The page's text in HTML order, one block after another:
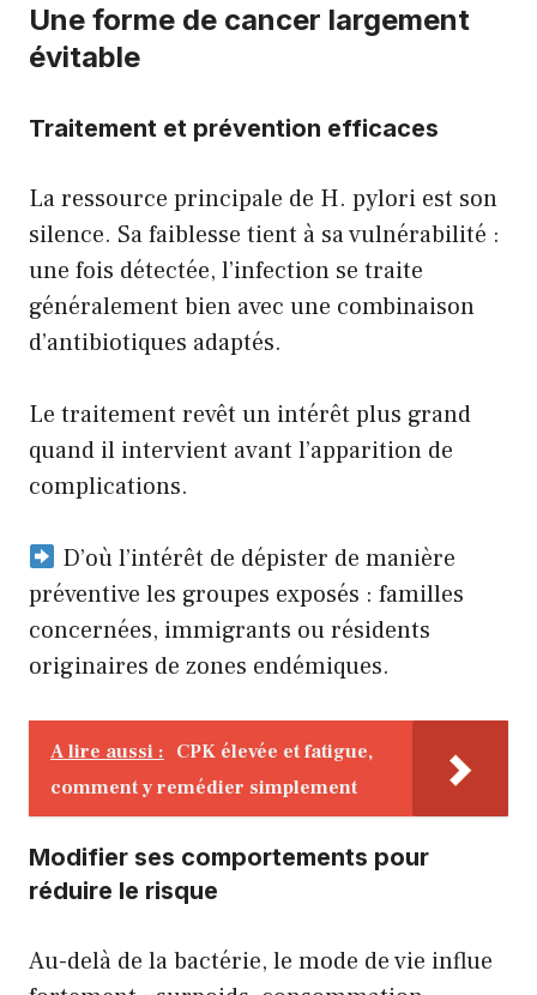
Une forme de cancer largement
évitable
Traitement et prévention efficaces
La ressource principale de H. pylori est son
silence. Sa faiblesse tient à sa vulnérabilité :
une fois détectée, l’infection se traite
généralement bien avec une combinaison
d’antibiotiques adaptés.
Le traitement revêt un intérêt plus grand
quand il intervient avant l’apparition de
complications.
D’où l’intérêt de dépister de manière
préventive les groupes exposés : familles
concernées, immigrants ou résidents
originaires de zones endémiques.
A lire aussi : CPK élevée et fatigue,
comment y remédier simplement
Modifier ses comportements pour
réduire le risque
Au-delà de la bactérie, le mode de vie influe